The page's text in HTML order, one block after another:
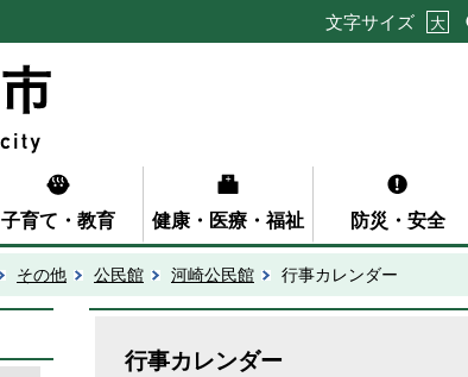
文字サイズ 大
子育て・教育 健康・医療・福祉 防災・安全
その他 公民館 河崎公民館 行事カレンダー
行事カレンダー